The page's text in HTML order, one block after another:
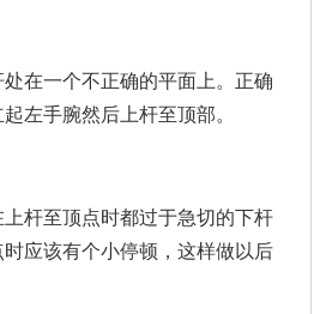
在一个不正确的平面上。正确
左手腕然后上杆至顶部。
杆至顶点时都过于急切的下杆
应该有个小停顿，这样做以后